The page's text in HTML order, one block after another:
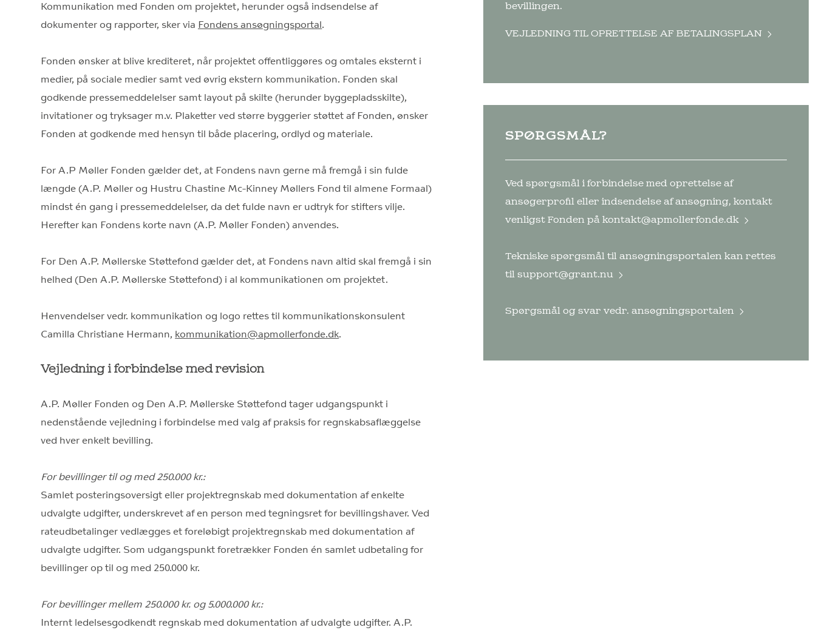
Kommunikation med Fonden om projektet, herunder også indsendelse af
dokumenter og rapporter, sker via Fondens ansøgningsportal.
Fonden ønsker at blive krediteret, når projektet offentliggøres og omtales eksternt i
medier, på sociale medier samt ved øvrig ekstern kommunikation. Fonden skal
godkende pressemeddelelser samt layout på skilte (herunder byggepladsskilte),
invitationer og tryksager m.v. Plaketter ved større byggerier støttet af Fonden, ønsker
Fonden at godkende med hensyn til både placering, ordlyd og materiale.
For A.P Møller Fonden gælder det, at Fondens navn gerne må fremgå i sin fulde
længde (A.P. Møller og Hustru Chastine Mc-Kinney Møllers Fond til almene Formaal)
mindst én gang i pressemeddelelser, da det fulde navn er udtryk for stifters vilje.
Herefter kan Fondens korte navn (A.P. Møller Fonden) anvendes.
For Den A.P. Møllerske Støttefond gælder det, at Fondens navn altid skal fremgå i sin
helhed (Den A.P. Møllerske Støttefond) i al kommunikationen om projektet.
Henvendelser vedr. kommunikation og logo rettes til kommunikationskonsulent
Camilla Christiane Hermann, kommunikation@apmollerfonde.dk.
Vejledning i forbindelse med revision
A.P. Møller Fonden og Den A.P. Møllerske Støttefond tager udgangspunkt i
nedenstående vejledning i forbindelse med valg af praksis for regnskabsaflæggelse
ved hver enkelt bevilling.
For bevillinger til og med 250.000 kr.:
Samlet posteringsoversigt eller projektregnskab med dokumentation af enkelte
udvalgte udgifter, underskrevet af en person med tegningsret for bevillingshaver. Ved
rateudbetalinger vedlægges et foreløbigt projektregnskab med dokumentation af
udvalgte udgifter. Som udgangspunkt foretrækker Fonden én samlet udbetaling for
bevillinger op til og med 250.000 kr.
For bevillinger mellem 250.000 kr. og 5.000.000 kr.:
Internt ledelsesgodkendt regnskab med dokumentation af udvalgte udgifter. A.P.
bevillingen.
VEJLEDNING TIL OPRETTELSE AF BETALINGSPLAN
SPØRGSMÅL?
Ved spørgsmål i forbindelse med oprettelse af
ansøgerprofil eller indsendelse af ansøgning, kontakt
venligst Fonden på kontakt@apmollerfonde.dk
Tekniske spørgsmål til ansøgningsportalen kan rettes
til support@grant.nu
Spørgsmål og svar vedr. ansøgningsportalen